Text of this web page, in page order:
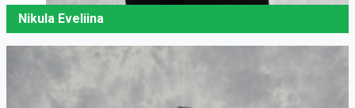
Nikula Eveliina